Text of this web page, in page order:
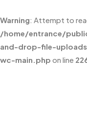
Warning: Attempt to
/home/entrance/
and-drop-file-
wc-main.php on line